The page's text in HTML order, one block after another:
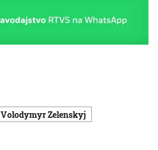
Volodymyr Zelenskyj